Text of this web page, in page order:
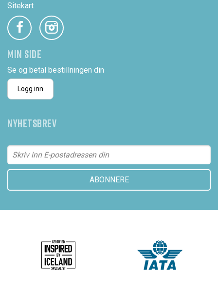
Sitekart
MIN SIDE
Se og betal bestillningen din
Logg inn
NYHETSBREV